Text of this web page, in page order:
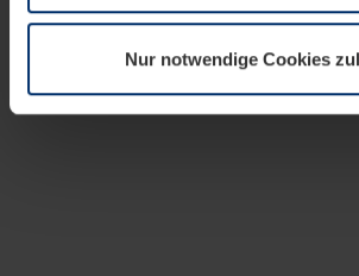
wir Ihre Erlaubnis. Ihre Einwilligung
Datenschutzerklärungunserer
widerrufen.
Nur notwendige Cookies